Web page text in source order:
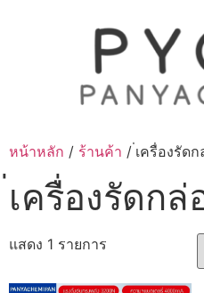
หน้าหลัก / ร้านค้า / ่เครื่องรัด
เครื่องรัดกล่
แสดง 1 รายการ